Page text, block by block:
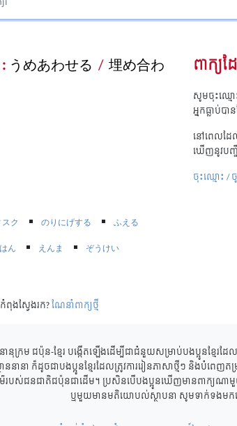
うめあわせる / 埋め合わ
ク のりにげする
ふえる
ん えんま
ぞうけい
ងស្វែងរក?ណែនាំពាក្យថ្មី
ពាក្យ
សូមចុះឈ្មោ
អ្នកធ្លាប់ប
នៅពេលដែ
ឃើញនូវបញ្
ចុះឈ្មោះ /
ានុក្រម ជប៉ុន-ខ្មែរ បង្កើតឡើងដើម្បីជាជំនួយសម្រាប់បងប្អូនខ្មែ
ាននានា ក៏ដូចជាបងប្អូនខ្មែរដែលត្រូវការរៀនភាសាថ្មីៗ និងបំពេញ
ម៌របស់ជនជាតិជប៉ុនជាដើម។ ប្រសិនបើបងប្អូនឃើញមានពាក្យណា
ឬមួយមានមតិយោបល់ស្ថាបនា សូមទាក់ទងមក